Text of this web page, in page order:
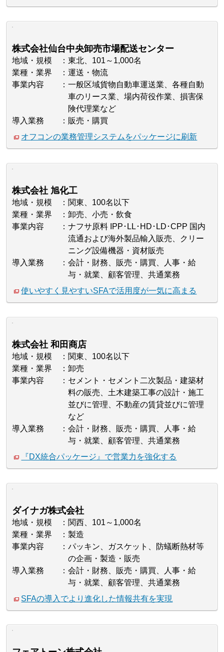
株式会社仙台中央卸売市場配送センター
地域・規模
東北、101～1,000名
業種・業界
運送・物流
事業内容
一般区域貨物自動車運送業、各種自動
車のリース業、場内荷役作業、損害保
険代理業など
導入業務
販売・購買
オフコンの業務管理システムをパッケージに刷新
株式会社 旭化工
地域・規模
関東、100名以下
業種・業界
卸売、小売・飲食
事業内容
ナフサ原料 IPP･LL･HD･LD･CPP 国内
流通および海外製品輸入販売、クリー
ニング設備機器・資材販売
導入業務
会計・財務、販売・購買、人事・給
与・就業、顧客管理、共通業務
使いやすく見やすいSFAで活用度が一気に高まる
株式会社 和田商店
地域・規模
関東、100名以下
業種・業界
卸売
事業内容
セメント・セメント二次製品・建築材
料の販売、土木建築工事の設計・施工
並びに管理、不動産の賃貸並びに管理
など
導入業務
会計・財務、販売・購買、人事・給
与・就業、顧客管理、共通業務
『DX統合パッケージ』で営業力を強化する
ダイナガ株式会社
地域・規模
関西、101～1,000名
業種・業界
製造
事業内容
パッキン、ガスケット、防蟻断熱材等
の企画・製造・販売
導入業務
会計・財務、販売・購買、人事・給
与・就業、顧客管理、共通業務
SFAの導入でより進化した情報共有を実現